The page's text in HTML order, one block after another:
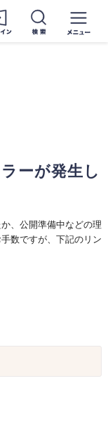
ーが発生し
、公開準備中などの理
数ですが、下記のリン